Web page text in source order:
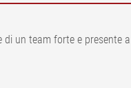
un team forte e presente